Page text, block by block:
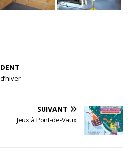
SUIVANT
Jeux à Pont-de-Vaux